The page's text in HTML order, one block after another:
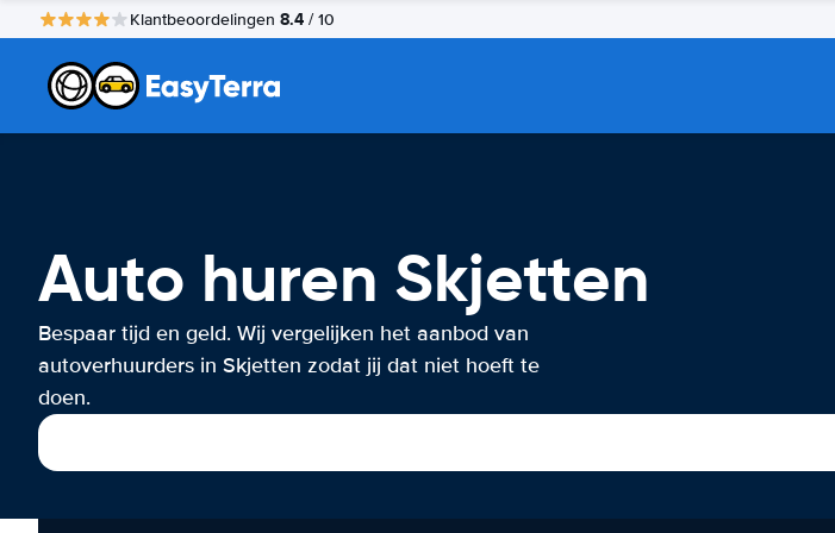
Klantbeoordelingen 8.4 / 10
Auto huren Skjetten
Bespaar tijd en geld. Wij vergelijken het aanbod van
autoverhuurders in Skjetten zodat jij dat niet hoeft te
doen.